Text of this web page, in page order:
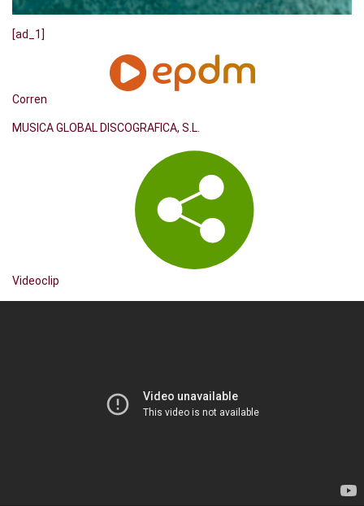
[ad_1]
Corren
MUSICA GLOBAL DISCOGRAFICA, S.L.
Videoclip